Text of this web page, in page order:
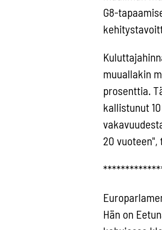
G8-
muuallakin
prosenttia.
kallistunut
20
Hän on